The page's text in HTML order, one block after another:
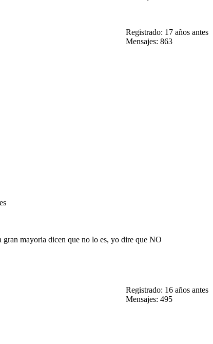
Registrado: 17 años antes
Mensajes: 863
gran mayoria dicen que no lo es, yo dire que NO
Registrado: 16 años antes
Mensajes: 495